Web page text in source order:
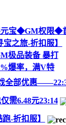
元宝◆GM权限◆
之旅-折扣服】
极品装备 暴打
爆率，满V特
全部优惠
6.48元23:14
-折扣服】